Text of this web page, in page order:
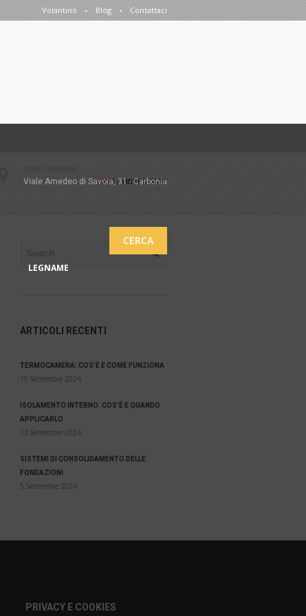
Volantino Blog Contattaci
Viale Amedeo di Savoia, 31 - Carbonia
CERCA
LEGNAME
HOME/TINTEGGIARE
ARTICOLI RECENTI
TERMOCAMERA: COS’È E COME FUNZIONA
19 Settembre 2024
ISOLAMENTO INTERNO: COS’È E QUANDO
APPLICARLO
12 Settembre 2024
SISTEMI DI CONSOLIDAMENTO DELLE
FONDAZIONI
5 Settembre 2024
PRIVACY E COOKIES